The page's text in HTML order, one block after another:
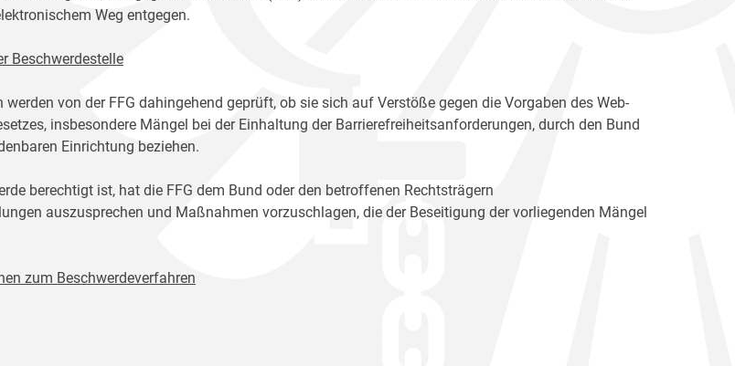
Weg entgegen.
Beschwerdestelle
werden von der FFG dahingehend geprüft, ob sie sich auf Verstöße gegen die Vorgaben des Web-
insbesondere Mängel bei der Einhaltung der Barrierefreiheitsanforderungen, durch den Bund
Einrichtung beziehen.
berechtigt ist, hat die FFG dem Bund oder den betroffenen Rechtsträgern
auszusprechen und Maßnahmen vorzuschlagen, die der Beseitigung der vorliegenden Mängel
zum Beschwerdeverfahren